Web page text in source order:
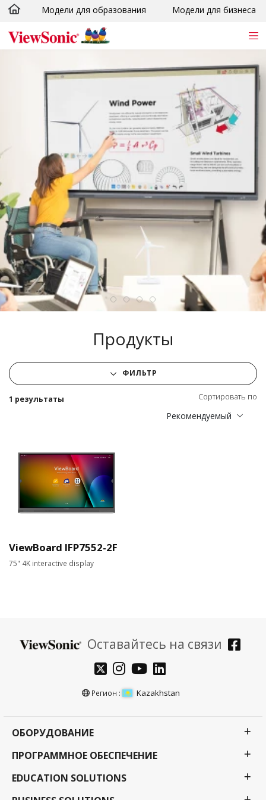
Skip to main content
Модели для образования Модели для бизнеса
Продукты
ФИЛЬТР
1 результаты Сортировать по
Рекомендуемый
ViewBoard IFP7552-2F
75" 4K interactive display
Оставайтесь на связи
Регион : Kazakhstan
ОБОРУДОВАНИЕ
ПРОГРАММНОЕ ОБЕСПЕЧЕНИЕ
EDUCATION SOLUTIONS